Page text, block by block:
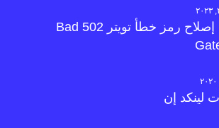
كيفية إصلاح رمز خطأ تويتر 502 Bad
لينكد إن